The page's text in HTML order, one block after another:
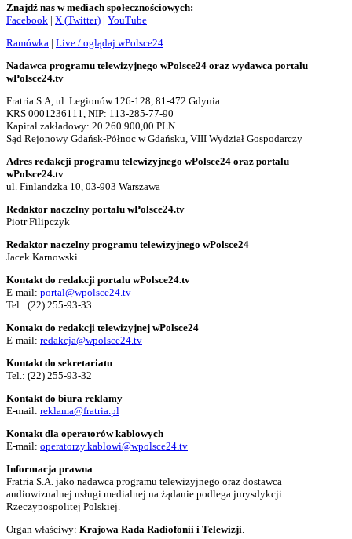
Znajdź nas w mediach społecznościowych:
Facebook | X (Twitter) | YouTube
Ramówka | Live / oglądaj wPolsce24
Nadawca programu telewizyjnego wPolsce24 oraz wydawca portalu
wPolsce24.tv
Fratria S.A, ul. Legionów 126-128, 81-472 Gdynia
KRS 0001236111, NIP: 113-285-77-90
Kapitał zakładowy: 20.260.900,00 PLN
Sąd Rejonowy Gdańsk-Północ w Gdańsku, VIII Wydział Gospodarczy
Adres redakcji programu telewizyjnego wPolsce24 oraz portalu
wPolsce24.tv
ul. Finlandzka 10, 03-903 Warszawa
Redaktor naczelny portalu wPolsce24.tv
Piotr Filipczyk
Redaktor naczelny programu telewizyjnego wPolsce24
Jacek Karnowski
Kontakt do redakcji portalu wPolsce24.tv
E-mail: portal@wpolsce24.tv
Tel.: (22) 255-93-33
Kontakt do redakcji telewizyjnej wPolsce24
E-mail: redakcja@wpolsce24.tv
Kontakt do sekretariatu
Tel.: (22) 255-93-32
Kontakt do biura reklamy
E-mail: reklama@fratria.pl
Kontakt dla operatorów kablowych
E-mail: operatorzy.kablowi@wpolsce24.tv
Informacja prawna
Fratria S.A. jako nadawca programu telewizyjnego oraz dostawca
audiowizualnej usługi medialnej na żądanie podlega jurysdykcji
Rzeczypospolitej Polskiej.
Organ właściwy: Krajowa Rada Radiofonii i Telewizji